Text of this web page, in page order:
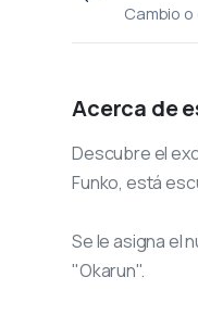
Cambio
Acerca de
Descubre el
Funko, está
Se le asigna el
"Okarun".